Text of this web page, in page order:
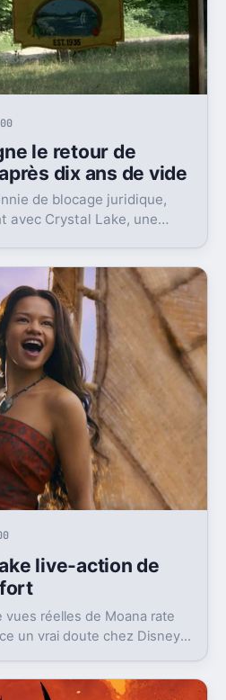
le retour de
dix ans de vide
de blocage juridique,
avec Crystal Lake, une
live-action de
vues réelles de Moana rate
un vrai doute chez Disney